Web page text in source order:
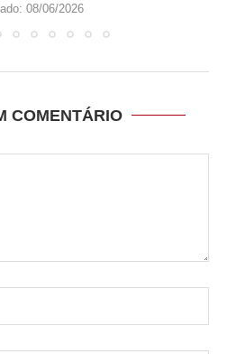
08/06/2026
COMENTÁRIO